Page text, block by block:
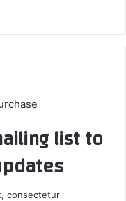
list to
consectetur.